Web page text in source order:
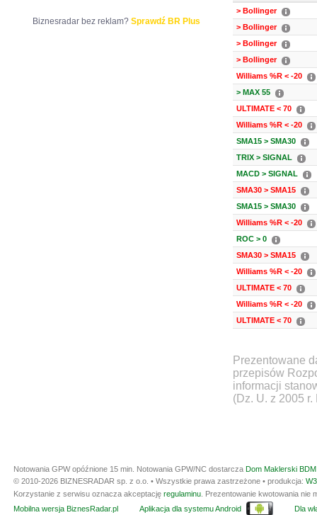
> Bollinger
> Bollinger
> Bollinger
> Bollinger
Williams %R < -20
> MAX 55
ULTIMATE < 70
Williams %R < -20
SMA15 > SMA30
TRIX > SIGNAL
MACD > SIGNAL
SMA30 > SMA15
SMA15 > SMA30
Williams %R < -20
ROC > 0
SMA30 > SMA15
Williams %R < -20
ULTIMATE < 70
Williams %R < -20
ULTIMATE < 70
Prezentowane
przepisów
informacji
(Dz. U. z 2005
Biznesradar bez reklam? Sprawdź BR Plus
Notowania GPW opóźnione 15 min. Notowania GPW/NC dostarcza Dom Maklerski
© 2010-2026 BIZNESRADAR sp. z o.o. • Wszystkie prawa zastrzeżone • produkcja:
Korzystanie z serwisu oznacza akceptację regulaminu . Prezentowanie kwotowania
Mobilna wersja BiznesRadar.pl
Aplikacja dla systemu Android Dla